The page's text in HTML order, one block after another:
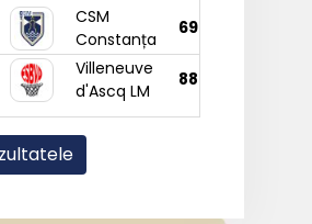
CSM
Constanța
69
Villeneuve
d'Ascq LM
88